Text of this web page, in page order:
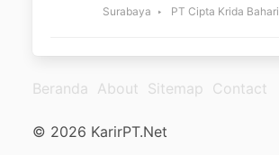
Surabaya PT Cipta Krida Bahari
Beranda About Sitemap Contact
© 2026 KarirPT.Net